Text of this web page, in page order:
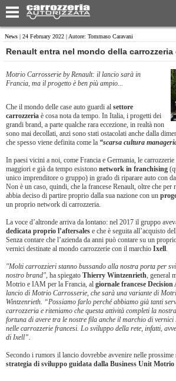
News | 24 February 2022 | Autore: Tommaso Caravani
​Renault entra nel mondo della
Motrio Carrosserie by Renault: il lancio sarà in
Francia, ma il progetto è ben più ampio...
Che il mondo delle case auto guardi al settore
carrozzeria è cosa nota da tempo. In Italia, i progetti dei
grandi brand, a parte qualche rara eccezione, in realtà non
sono mai decollati, anzi sono stati ostacolati anche dalla
che spesso viene definita come la “scarsa cultura
In paesi vicini a noi, come Francia e Germania, le
maggiori e già da tempo esistono network in franchising
unico imprenditore o gruppo) in grado di riparare auto con
Non è un caso, quindi, che la francese Renault, oltre che
abbia deciso di partire proprio dalla sua nazione con un
un proprio network di carrozzeria.
La voce d’altronde arriva da lontano: nel 2017 il gruppo
dedicata proprio l’aftersales e che è seguita all’acquisto
Senza contare che l’azienda da anni può contare su un
vernici destinate al mondo carrozzerie con il marchio Ixell.
"Molti carrozzieri stanno bussando alla nostra porta per
nostro brand", ha spiegato Thierry Wintzenrieth, general
Motrio e IAM per la Francia, al giornale francese Decision
lancio di Motrio Carrosserie, che sarà una variante di
Wintzenrieth. “Possiamo farlo perché abbiamo già tanti
carrozzeria e riteniamo che questa attività completi la
fortuna di avere tra le nostre fila anche il marchio di vernici
nelle carrozzerie francesi. Lo sviluppo della rete, infatti,
di Ixell”.
Secondo i rumors il lancio dovrebbe avvenire nelle prossime
strategia di sviluppo guidata dalla Business Unit